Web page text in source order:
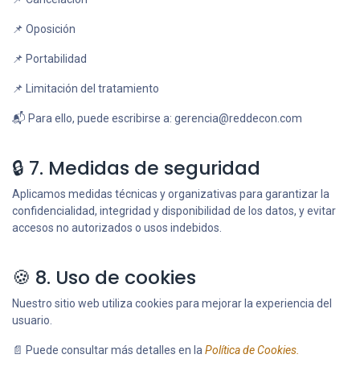
📌 Oposición
📌 Portabilidad
📌 Limitación del tratamiento
📬 Para ello, puede escribirse a: gerencia@reddecon.com
🔒 7. Medidas de seguridad
Aplicamos medidas técnicas y organizativas para garantizar la
confidencialidad, integridad y disponibilidad de los datos, y evitar
accesos no autorizados o usos indebidos.
🍪 8. Uso de cookies
Nuestro sitio web utiliza cookies para mejorar la experiencia del
usuario.
📄 Puede consultar más detalles en la Política de Cookies.